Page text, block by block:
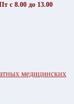
с 8.00 до 13.00
медицинских